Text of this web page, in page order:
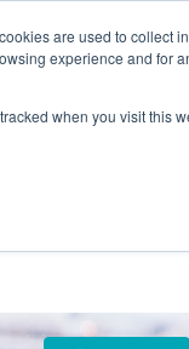
are used to
experience and for
when you visit